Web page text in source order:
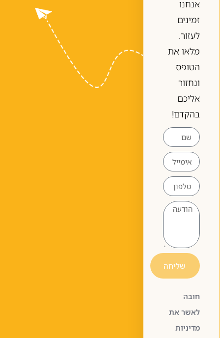
אנחנו
זמינים
לעזור.
מלאו את
הטופס
ונחזור
אליכם
בהקדם!
שליחה
חובה
לאשר את
מדיניות